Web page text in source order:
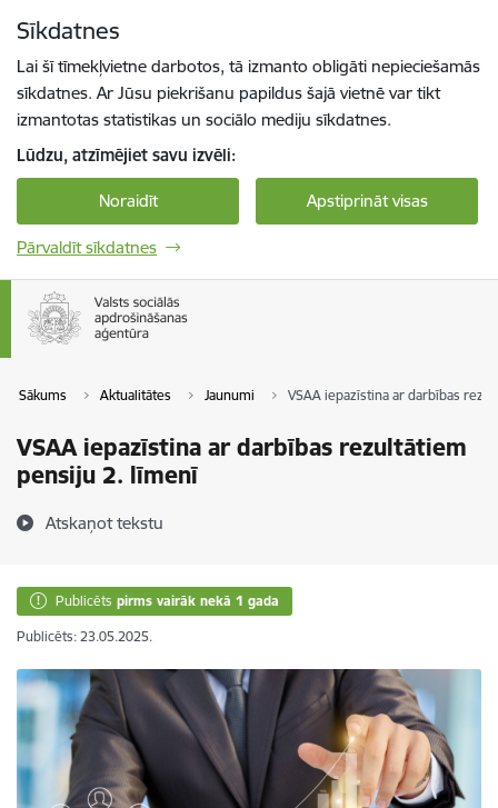
Sīkdatnes
Lai šī tīmekļvietne darbotos, tā izmanto obligāti nepieciešamās
sīkdatnes. Ar Jūsu piekrišanu papildus šajā vietnē var tikt
izmantotas statistikas un sociālo mediju sīkdatnes.
Lūdzu, atzīmējiet savu izvēli:
Noraidīt Apstiprināt visas
Pārvaldīt sīkdatnes
Sākums Aktualitātes Jaunumi VSAA iepazīstina ar darbības
VSAA iepazīstina ar darbības rezultātiem
pensiju 2. līmenī
Atskaņot tekstu
Publicēts pirms vairāk nekā 1 gada
Publicēts: 23.05.2025.